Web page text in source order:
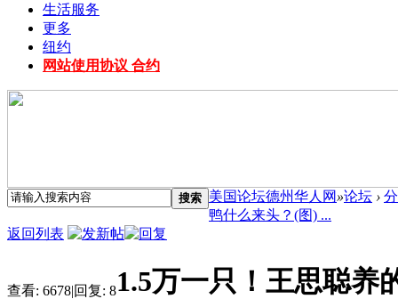
生活服务
更多
纽约
网站使用协议 合约
搜索 美国论坛德州华人网 »论坛 ›
鸭什么来头？(图) ...
返回列表
查看: 6678|回复: 81.5万一只！王思聪养